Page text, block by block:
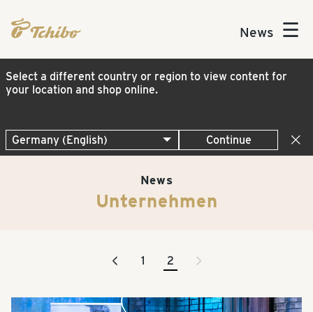
News ☰
Select a different country or region to view content for
your location and shop online.
Continue
News
Unternehmen
< 1 2 >